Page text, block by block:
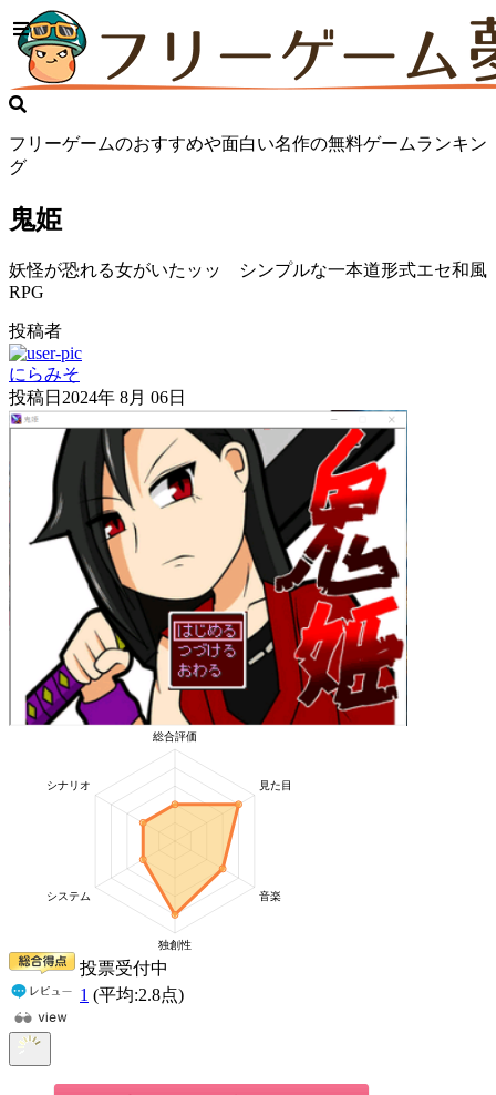
フリーゲームのおすすめや面白い名作の無料ゲームランキン
グ
鬼姫
妖怪が恐れる女がいたッッ シンプルな一本道形式エセ和風
RPG
投稿者
にらみそ
投稿日 2024年 8月 06日
投票受付中
1 (平均:2.8点)